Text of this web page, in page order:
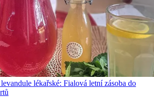
lékařské: Fialová letní zásoba do